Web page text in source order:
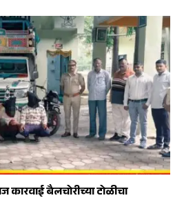
कारवाई बैलचोरीच्या टोळीचा